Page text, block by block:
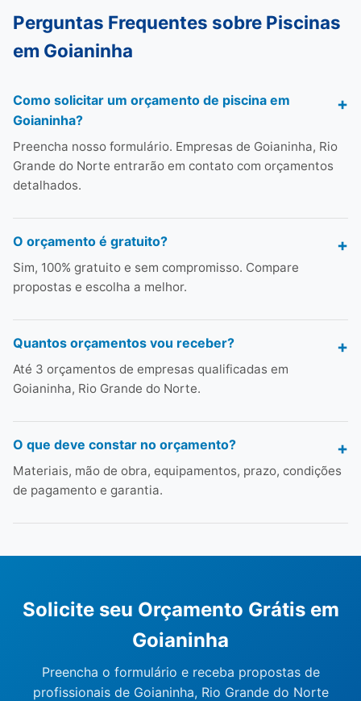
Perguntas Frequentes sobre Piscinas
em Goianinha
Como solicitar um orçamento de piscina em
Goianinha?
Preencha nosso formulário. Empresas de Goianinha, Rio
Grande do Norte entrarão em contato com orçamentos
detalhados.
O orçamento é gratuito?
Sim, 100% gratuito e sem compromisso. Compare
propostas e escolha a melhor.
Quantos orçamentos vou receber?
Até 3 orçamentos de empresas qualificadas em
Goianinha, Rio Grande do Norte.
O que deve constar no orçamento?
Materiais, mão de obra, equipamentos, prazo, condições
de pagamento e garantia.
Solicite seu Orçamento Grátis em
Goianinha
Preencha o formulário e receba propostas de
profissionais de Goianinha, Rio Grande do Norte